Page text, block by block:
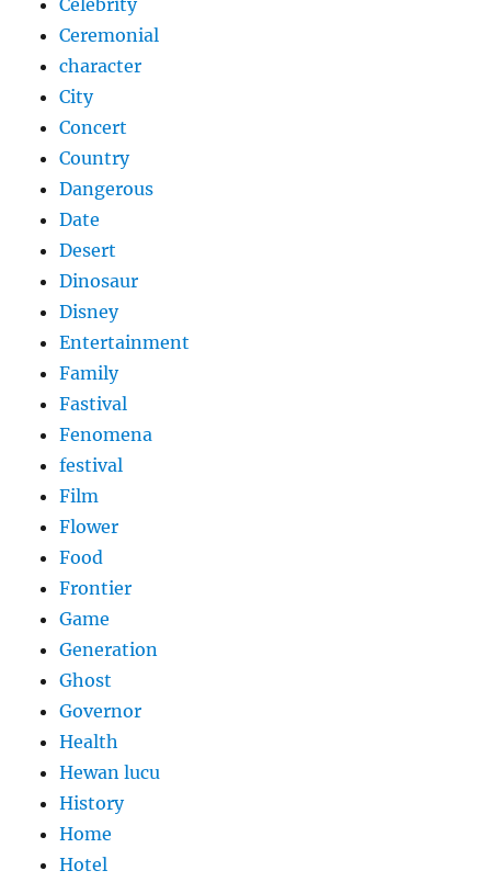
Ceremonial
character
City
Concert
Country
Dangerous
Date
Desert
Dinosaur
Disney
Entertainment
Family
Fastival
Fenomena
festival
Film
Flower
Food
Frontier
Game
Generation
Ghost
Governor
Health
Hewan lucu
History
Home
Hotel